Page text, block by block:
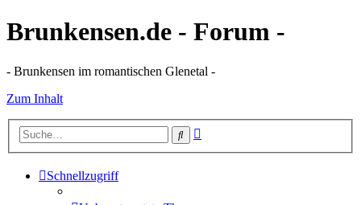
Brunkensen.de - Forum -
- Brunkensen im romantischen Glenetal -
Zum Inhalt
Suche
Schnellzugriff